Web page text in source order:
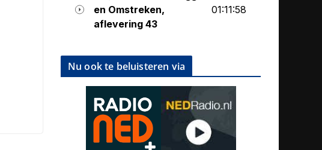
Nu ook te beluisteren via